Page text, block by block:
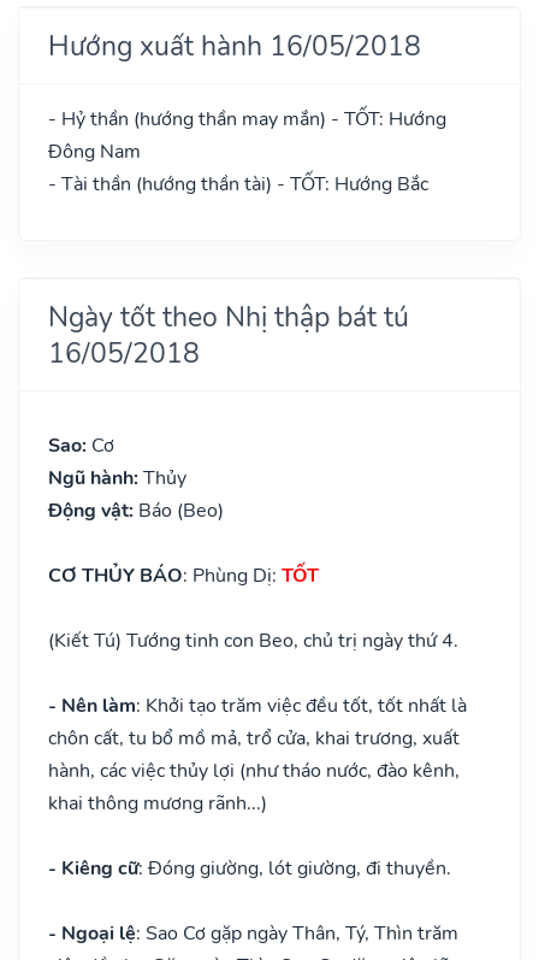
Hướng xuất hành 16/05/2018
- Hỷ thần (hướng thần may mắn) - TỐT: Hướng
Đông Nam
- Tài thần (hướng thần tài) - TỐT: Hướng Bắc
Ngày tốt theo Nhị thập bát tú
16/05/2018
Sao: Cơ
Ngũ hành: Thủy
Động vật: Báo (Beo)
CƠ THỦY BÁO: Phùng Dị: TỐT
(Kiết Tú) Tướng tinh con Beo, chủ trị ngày thứ 4.
- Nên làm: Khởi tạo trăm việc đều tốt, tốt nhất là
chôn cất, tu bổ mồ mả, trổ cửa, khai trương, xuất
hành, các việc thủy lợi (như tháo nước, đào kênh,
khai thông mương rãnh...)
- Kiêng cữ: Đóng giường, lót giường, đi thuyền.
- Ngoại lệ: Sao Cơ gặp ngày Thân, Tý, Thìn trăm